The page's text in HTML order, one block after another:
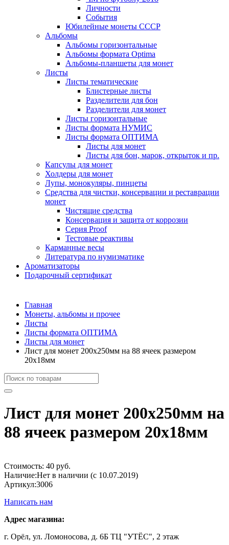
Личности
События
Юбилейные монеты СССР
Альбомы
Альбомы горизонтальные
Альбомы формата Optima
Альбомы-планшеты для монет
Листы
Листы тематические
Блистерные листы
Разделители для бон
Разделители для монет
Листы горизонтальные
Листы формата НУМИС
Листы формата ОПТИМА
Листы для монет
Листы для бон, марок, открыток и пр.
Капсулы для монет
Холдеры для монет
Лупы, монокуляры, пинцеты
Средства для чистки, консервации и реставрации
монет
Чистящие средства
Консервация и защита от коррозии
Серия Proof
Тестовые реактивы
Карманные весы
Литература по нумизматике
Ароматизаторы
Подарочный сертификат
Главная
Монеты, альбомы и прочее
Листы
Листы формата ОПТИМА
Листы для монет
Лист для монет 200х250мм на 88 ячеек размером
20х18мм
Лист для монет 200х250мм на
88 ячеек размером 20х18мм
Стоимость: 40 руб.
Наличие:Нет в наличии (с 10.07.2019)
Артикул:3006
Написать нам
Адрес магазина:
г. Орёл, ул. Ломоносова, д. 6Б ТЦ "УТЁС", 2 этаж